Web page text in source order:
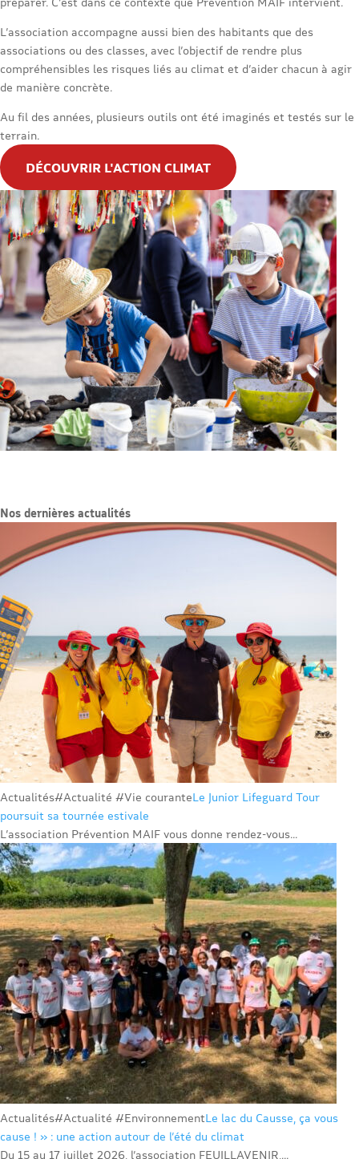
L’association accompagne aussi bien des habitants que des
associations ou des classes, avec l’objectif de rendre plus
compréhensibles les risques liés au climat et d’aider chacun à agir
de manière concrète.
Au fil des années, plusieurs outils ont été imaginés et testés sur le
terrain.
DÉCOUVRIR L'ACTION CLIMAT
Nos dernières actualités
Actualités#Actualité #Vie couranteLe Junior Lifeguard Tour
poursuit sa tournée estivale
L’association Prévention MAIF vous donne rendez-vous...
Actualités#Actualité #EnvironnementLe lac du Causse, ça vous
cause ! » : une action autour de l’été du climat
Du 15 au 17 juillet 2026, l’association FEUILLAVENIR,...